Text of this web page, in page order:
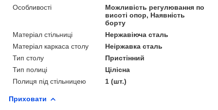
Особливості
Можливість регулювання по
висоті опор, Наявність
борту
Матеріал стільниці
Нержавіюча сталь
Матеріал каркаса столу
Неіржавка сталь
Тип столу
Пристінний
Тип полиці
Цілісна
Полиця під стільницею
1 (шт.)
Приховати